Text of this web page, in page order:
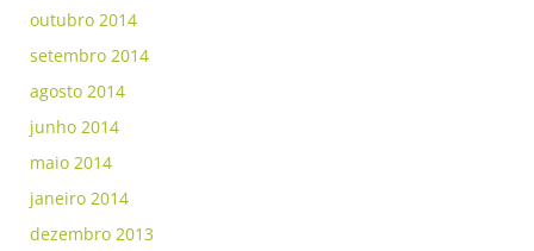
outubro 2014
setembro 2014
agosto 2014
junho 2014
maio 2014
janeiro 2014
dezembro 2013